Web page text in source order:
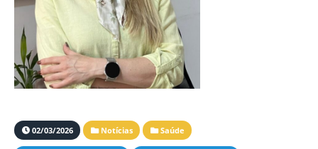
02/03/2026 Notícias Saúde